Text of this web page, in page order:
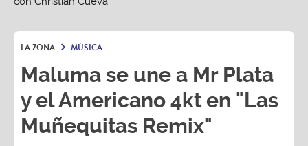
LA ZONA MÚSICA
Maluma se une a Mr Plata
y el Americano 4kt en "Las
Muñequitas Remix"